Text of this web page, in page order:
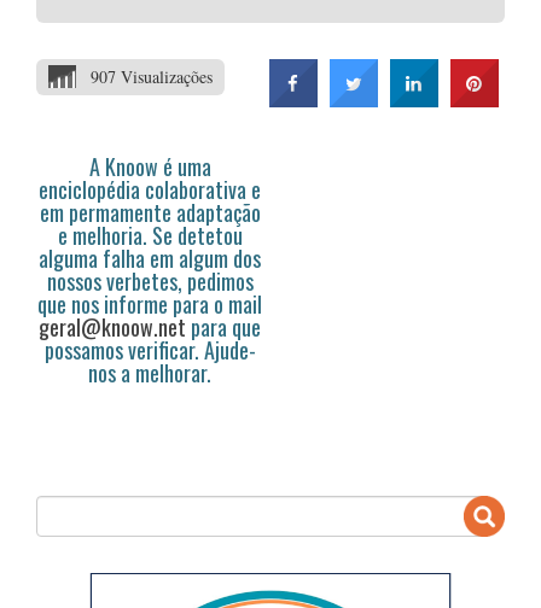
907 Visualizações
A Knoow é uma
enciclopédia colaborativa e
em permamente adaptação
e melhoria. Se detetou
alguma falha em algum dos
nossos verbetes, pedimos
que nos informe para o mail
geral@knoow.net para que
possamos verificar. Ajude-
nos a melhorar.